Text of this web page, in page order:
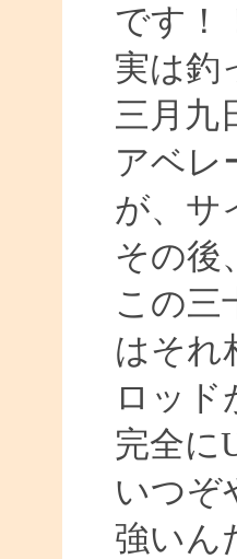
です！
実は釣
三月九
アベレ
が、サ
その後
この三
はそれ
ロッ
完全に
いつぞ
強いん